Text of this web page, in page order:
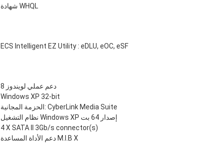
شهادة WHQL
ECS Intelligent EZ Utility : eDLU, eOC, eSF
دعم عملي لويندوز 8
Windows XP 32-bit
الحزمة المجانية: CyberLink Media Suite
نظام التشغيل Windows XP إصدار 64 بت
4 X SATA II 3Gb/s connector(s)
دعم الأداة المساعدة M.I.B X